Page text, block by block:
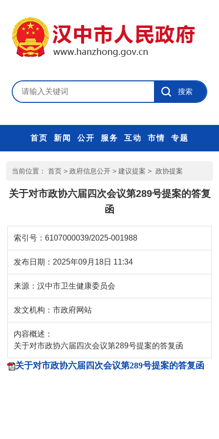
首页 新闻 公开 服务 互动 市情 专题
当前位置： 首页 > 政府信息公开 > 建议提案 > 政协提案
关于对市政协六届四次会议第289号提案的答复
函
索引号： 6107000039/2025-001988
发布日期： 2025年09月18日 11:34
来源： 汉中市卫生健康委员会
发文机构： 市政府网站
内容概述：
关于对市政协六届四次会议第289号提案的答复函
关于对市政协六届四次会议第289号提案的答复函